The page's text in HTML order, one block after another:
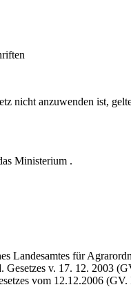
nicht anzuwenden ist,
Ministerium .
Landesamtes für
v. 17. 12. 2003
vom 12.12.2006